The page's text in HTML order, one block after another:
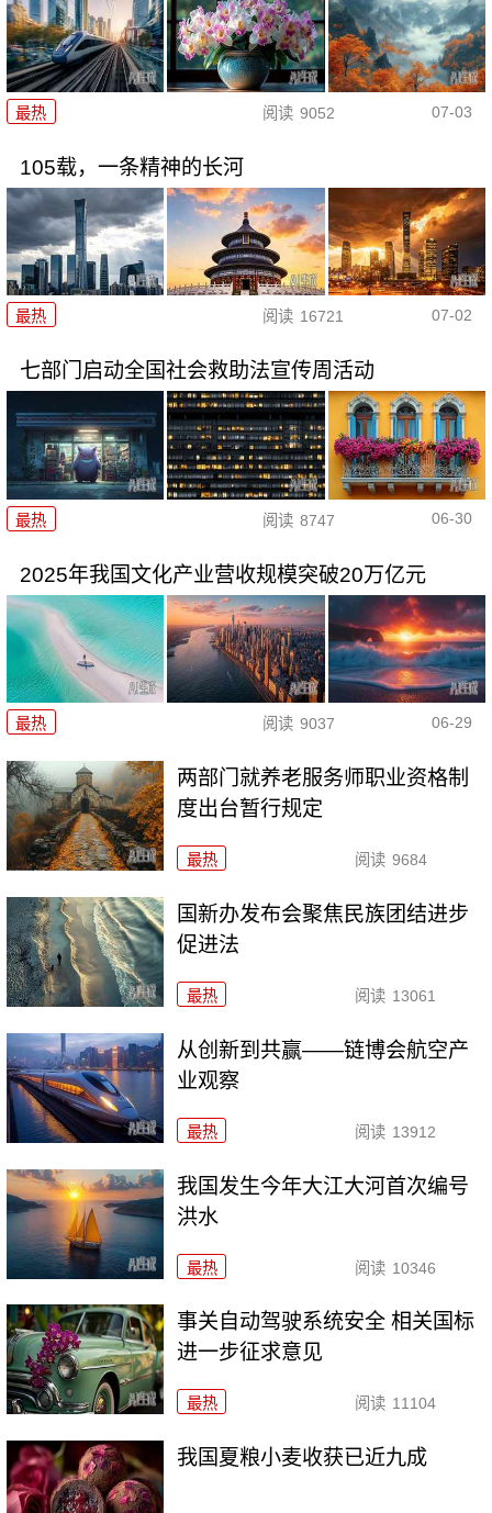
最热 阅读 9052 07-03
105载，一条精神的长河
最热 阅读 16721 07-02
七部门启动全国社会救助法宣传周活动
最热 阅读 8747 06-30
2025年我国文化产业营收规模突破20万亿元
最热 阅读 9037 06-29
两部门就养老服务师职业资格制
度出台暂行规定
最热 阅读 9684
国新办发布会聚焦民族团结进步
促进法
最热 阅读 13061
从创新到共赢——链博会航空产
业观察
最热 阅读 13912
我国发生今年大江大河首次编号
洪水
最热 阅读 10346
事关自动驾驶系统安全 相关国标
进一步征求意见
最热 阅读 11104
我国夏粮小麦收获已近九成